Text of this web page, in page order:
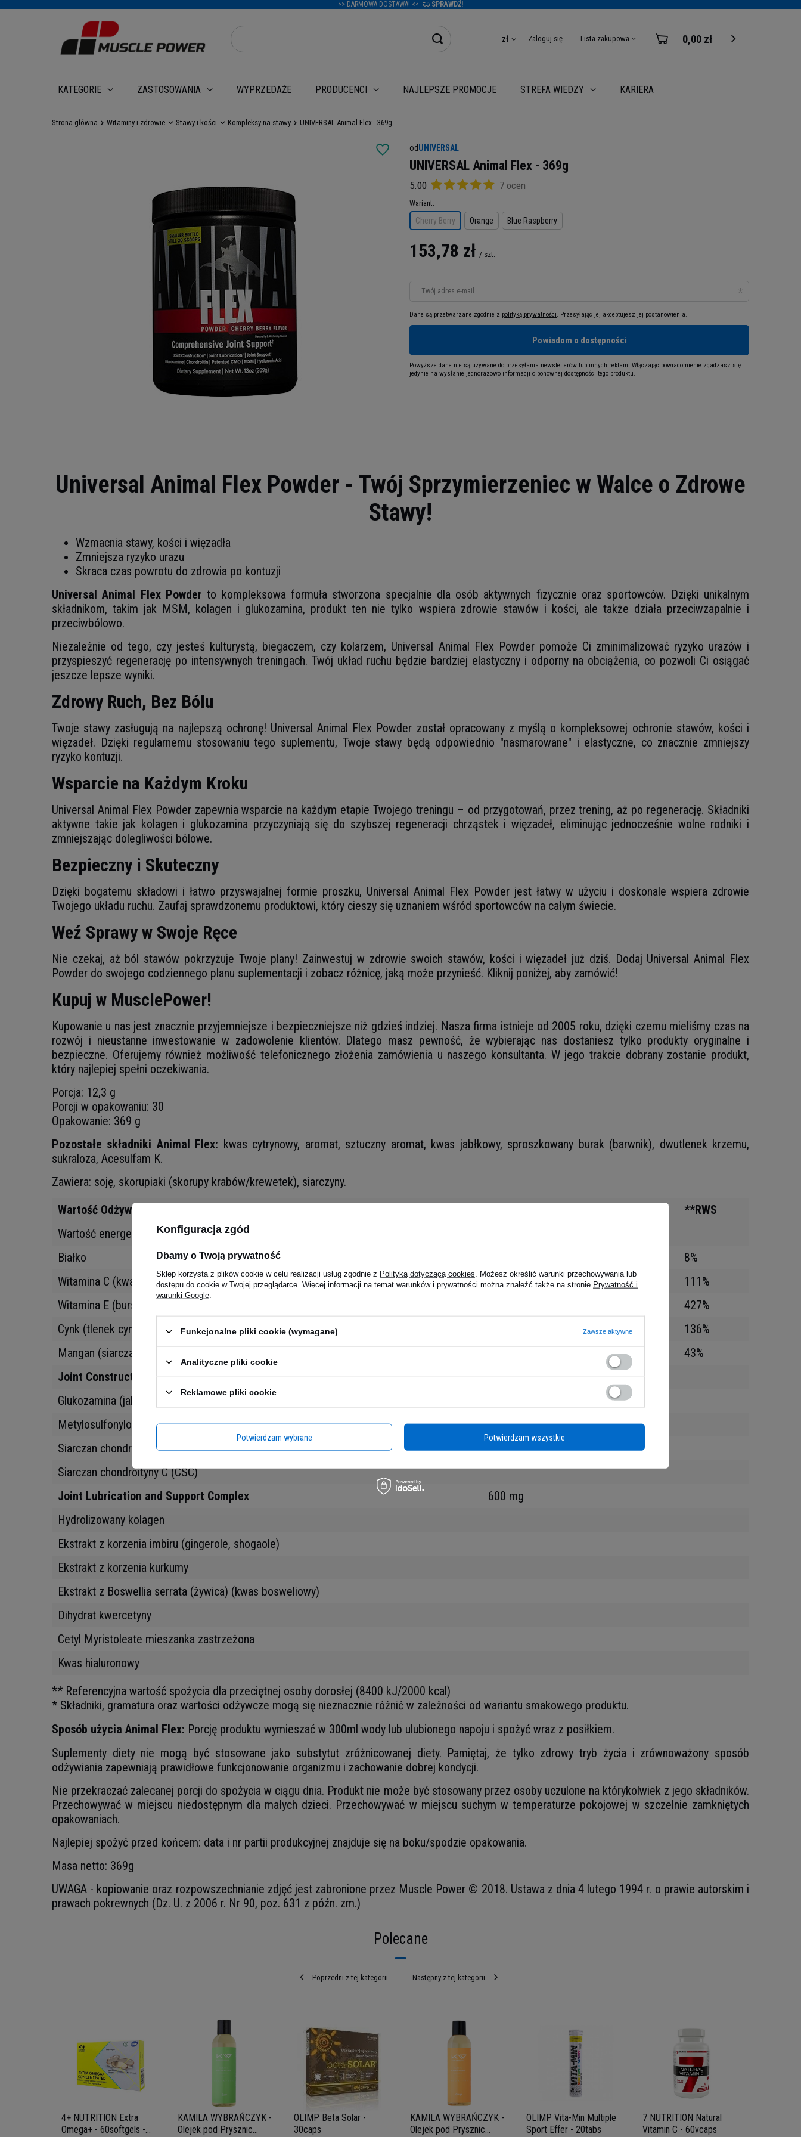
>> DARMOWA DOSTAWA! << SPRAWDŹ!
zł Zaloguj się Lista zakupowa 0,00 zł
KATEGORIE ZASTOSOWANIA WYPRZEDAŻE PRODUCENCI NAJLEPSZE PROMOCJE STREFA WIEDZY KARIERA
Strona główna Witaminy i zdrowie Stawy i kości Kompleksy na stawy UNIVERSAL Animal Flex - 369g
odUNIVERSAL
UNIVERSAL Animal Flex - 369g
5.00 7 ocen
Wariant
Cherry Berry Orange Blue Raspberry
153,78 zł / szt.
Twój adres e-mail
Dane są przetwarzane zgodnie z polityką prywatności. Przesyłając je, akceptujesz jej postanowienia.
Powiadom o dostępności
Powyższe dane nie są używane do przesyłania newsletterów lub innych reklam. Włączając powiadomienie zgadzasz się
jedynie na wysłanie jednorazowo informacji o ponownej dostępności tego produktu.
Universal Animal Flex Powder - Twój Sprzymierzeniec w Walce o Zdrowe
Stawy!
Wzmacnia stawy, kości i więzadła
Zmniejsza ryzyko urazu
Skraca czas powrotu do zdrowia po kontuzji
Universal Animal Flex Powder to kompleksowa formuła stworzona specjalnie dla osób aktywnych fizycznie oraz sportowców. Dzięki unikalnym
składnikom, takim jak MSM, kolagen i glukozamina, produkt ten nie tylko wspiera zdrowie stawów i kości, ale także działa przeciwzapalnie i
przeciwbólowo.
Niezależnie od tego, czy jesteś kulturystą, biegaczem, czy kolarzem, Universal Animal Flex Powder pomoże Ci zminimalizować ryzyko urazów i
przyspieszyć regenerację po intensywnych treningach. Twój układ ruchu będzie bardziej elastyczny i odporny na obciążenia, co pozwoli Ci osiągać
jeszcze lepsze wyniki.
Zdrowy Ruch, Bez Bólu
Twoje stawy zasługują na najlepszą ochronę! Universal Animal Flex Powder został opracowany z myślą o kompleksowej ochronie stawów, kości i
więzadeł. Dzięki regularnemu stosowaniu tego suplementu, Twoje stawy będą odpowiednio "nasmarowane" i elastyczne, co znacznie zmniejszy
ryzyko kontuzji.
Wsparcie na Każdym Kroku
Universal Animal Flex Powder zapewnia wsparcie na każdym etapie Twojego treningu – od przygotowań, przez trening, aż po regenerację. Składniki
aktywne takie jak kolagen i glukozamina przyczyniają się do szybszej regeneracji chrząstek i więzadeł, eliminując jednocześnie wolne rodniki i
zmniejszając dolegliwości bólowe.
Bezpieczny i Skuteczny
Dzięki bogatemu składowi i łatwo przyswajalnej formie proszku, Universal Animal Flex Powder jest łatwy w użyciu i doskonale wspiera zdrowie
Twojego układu ruchu. Zaufaj sprawdzonemu produktowi, który cieszy się uznaniem wśród sportowców na całym świecie.
Weź Sprawy w Swoje Ręce
Nie czekaj, aż ból stawów pokrzyżuje Twoje plany! Zainwestuj w zdrowie swoich stawów, kości i więzadeł już dziś. Dodaj Universal Animal Flex
Powder do swojego codziennego planu suplementacji i zobacz różnicę, jaką może przynieść. Kliknij poniżej, aby zamówić!
Kupuj w MusclePower!
Kupowanie u nas jest znacznie przyjemniejsze i bezpieczniejsze niż gdzieś indziej. Nasza firma istnieje od 2005 roku, dzięki czemu mieliśmy czas na
rozwój i nieustanne inwestowanie w zadowolenie klientów. Dlatego masz pewność, że wybierając nas dostaniesz tylko produkty oryginalne i
bezpieczne. Oferujemy również możliwość telefonicznego złożenia zamówienia u naszego konsultanta. W jego trakcie dobrany zostanie produkt,
który najlepiej spełni oczekiwania.
Porcja: 12,3 g
Porcji w opakowaniu: 30
Opakowanie: 369 g
Pozostałe składniki Animal Flex: kwas cytrynowy, aromat, sztuczny aromat, kwas jabłkowy, sproszkowany burak (barwnik), dwutlenek krzemu,
sukraloza, Acesulfam K.
Zawiera: soję, skorupiaki (skorupy krabów/krewetek), siarczyny.
Wartość Odżywcza
**RWS
Wartość energetyczna
Białko
8%
Witamina C (kwas L-askorbinowy)
100 mg
111%
Witamina E (bursztynian D-alfa-tokoferolu)
427%
Cynk (tlenek cynku)
136%
Mangan (siarczan manganu)
43%
Joint Construction Complex
Glukozamina (jako HCl, siarczan 2KCl)
Metylosulfonylometan (MSM)
Siarczan chondroityny A (CSA)
Siarczan chondroityny C (CSC)
Joint Lubrication and Support Complex
600 mg
Hydrolizowany kolagen
Ekstrakt z korzenia imbiru (gingerole, shogaole)
Ekstrakt z korzenia kurkumy
Ekstrakt z Boswellia serrata (żywica) (kwas bosweliowy)
Dihydrat kwercetyny
Cetyl Myristoleate mieszanka zastrzeżona
Kwas hialuronowy
** Referencyjna wartość spożycia dla przeciętnej osoby dorosłej (8400 kJ/2000 kcal)
* Składniki, gramatura oraz wartości odżywcze mogą się nieznacznie różnić w zależności od wariantu smakowego produktu.
Sposób użycia Animal Flex: Porcję produktu wymieszać w 300ml wody lub ulubionego napoju i spożyć wraz z posiłkiem.
Suplementy diety nie mogą być stosowane jako substytut zróżnicowanej diety. Pamiętaj, że tylko zdrowy tryb życia i zrównoważony sposób
odżywiania zapewniają prawidłowe funkcjonowanie organizmu i zachowanie dobrej kondycji.
Nie przekraczać zalecanej porcji do spożycia w ciągu dnia. Produkt nie może być stosowany przez osoby uczulone na którykolwiek z jego składników.
Przechowywać w miejscu niedostępnym dla małych dzieci. Przechowywać w miejscu suchym w temperaturze pokojowej w szczelnie zamkniętych
opakowaniach.
Najlepiej spożyć przed końcem: data i nr partii produkcyjnej znajduje się na boku/spodzie opakowania.
Masa netto: 369g
UWAGA - kopiowanie oraz rozpowszechnianie zdjęć jest zabronione przez Muscle Power © 2018. Ustawa z dnia 4 lutego 1994 r. o prawie autorskim i
prawach pokrewnych (Dz. U. z 2006 r. Nr 90, poz. 631 z późn. zm.)
Polecane
Poprzedni z tej kategorii
4+ NUTRITION Extra
Omega+ - 60softgels -
KAMILA WYBRAŃCZYK -
Olejek pod Prysznic
OLIMP Beta Solar -
30caps
KAMILA WYBRAŃCZYK -
Olejek pod Prysznic
OLIMP Vita-Min Multiple
Sport Effer - 20tabs
7 NUTRITION Natural
Vitamin C - 60vcaps
Następny z tej kategorii
Konfiguracja zgód
Dbamy o Twoją prywatność
Sklep korzysta z plików cookie w celu realizacji usług zgodnie z Polityką dotyczącą cookies . Możesz określić warunki przechowywania lub
dostępu do cookie w Twojej przeglądarce. Więcej informacji na temat warunków i prywatności można znaleźć także na stronie Prywatność i
warunki Google
Funkcjonalne pliki cookie (wymagane) Zawsze aktywne
Analityczne pliki cookie
Reklamowe pliki cookie
Potwierdzam wybrane Potwierdzam wszystkie